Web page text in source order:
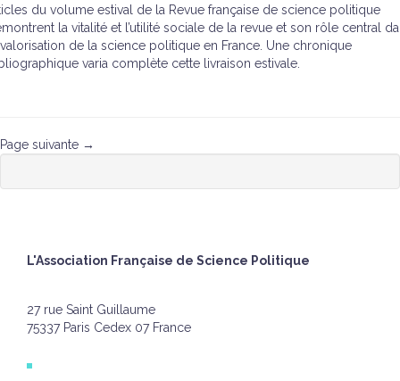
du volume estival de la Revue française de science politique
la vitalité et l’utilité sociale de la revue et son rôle central
de la science politique en France. Une chronique
varia complète cette livraison estivale.
Page suivante →
L'Association Française de Science Politique
27 rue Saint Guillaume
75337 Paris Cedex 07 France